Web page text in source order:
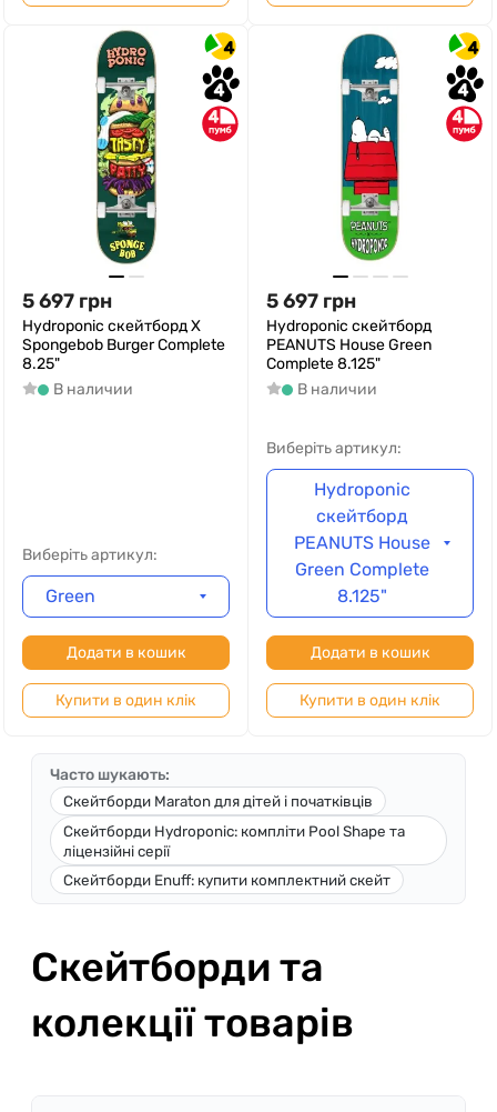
4
4
4
5 697 грн
Hydroponic скейтборд X
Spongebob Burger Complete
8.25"
В наличии
Виберіть артикул:
Green
Додати в кошик
Купити в один клік
4
4
4
5 697 грн
Hydroponic скейтборд
PEANUTS House Green
Complete 8.125"
В наличии
Виберіть артикул:
Hydroponic
скейтборд
PEANUTS House
Green Complete
8.125"
Додати в кошик
Купити в один клік
Часто шукають:
Скейтборди Maraton для дітей і початківців
Скейтборди Hydroponic: компліти Pool Shape та
ліцензійні серії
Скейтборди Enuff: купити комплектний скейт
Скейтборди та
колекції товарів